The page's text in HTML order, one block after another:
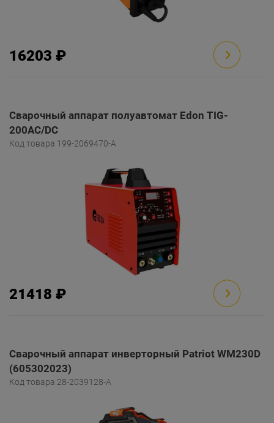
16203 ₽
Сварочный аппарат полуавтомат Edon TIG-
200AC/DC
Код товара 199-2069470-A
21418 ₽
Сварочный аппарат инверторный Patriot WM230D
(605302023)
Код товара 28-2039128-A